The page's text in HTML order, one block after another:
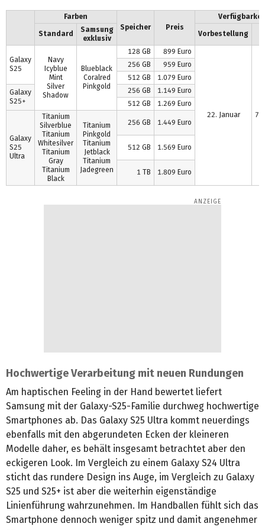
Farben
Speicher
Preis
Standard
Samsung
exklusiv
Vorbestellung
Galaxy
S25
Navy
Icyblue
Mint
Silver
Shadow
Blueblack
Coralred
Pinkgold
128 GB 899 Euro
22. Januar 7.
256 GB
959 Euro
512 GB
1.079 Euro
Galaxy
S25+
256 GB
1.149 Euro
512 GB
1.269 Euro
Galaxy
S25
Ultra
Titanium
Silverblue
Titanium
Whitesilver
Titanium
Gray
Titanium
Black
Titanium
Pinkgold
Titanium
Jetblack
Titanium
Jadegreen
256 GB 1.449 Euro
512 GB 1.569 Euro
1 TB 1.809 Euro
Hochwertige Verarbeitung mit neuen Rundungen
Am haptischen Feeling in der Hand bewertet liefert
Samsung mit der Galaxy-S25-Familie durchweg hochwertige
Smartphones ab. Das Galaxy S25 Ultra kommt neuerdings
ebenfalls mit den abgerundeten Ecken der kleineren
Modelle daher, es behält insgesamt betrachtet aber den
eckigeren Look. Im Vergleich zu einem Galaxy S24 Ultra
sticht das rundere Design ins Auge, im Vergleich zu Galaxy
S25 und S25+ ist aber die weiterhin eigenständige
Linienführung wahrzunehmen. Im Handballen fühlt sich das
Smartphone dennoch weniger spitz und damit angenehmer